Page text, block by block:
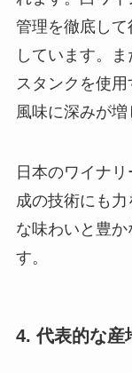
管理を徹底し
しています。
スタンクを使
風味に深みが増
日本のワイナ
成の技術にも
な味わいと豊
す。
4. 代表的な産